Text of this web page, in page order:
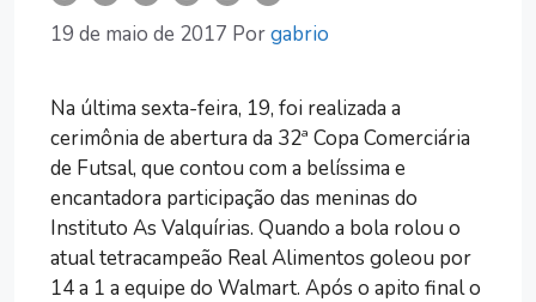
19 de maio de 2017 Porgabrio
Na última sexta-feira, 19, foi realizada a
cerimônia de abertura da 32ª Copa Comerciária
de Futsal, que contou com a belíssima e
encantadora participação das meninas do
Instituto As Valquírias. Quando a bola rolou o
atual tetracampeão Real Alimentos goleou por
14 a 1 a equipe do Walmart. Após o apito final o